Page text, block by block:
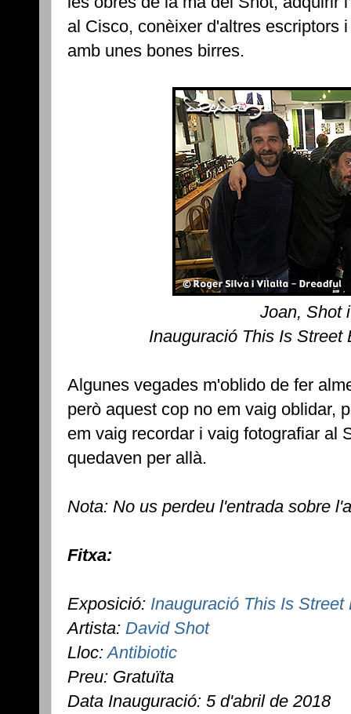
al Cisco, conèixer d'altres escriptors
amb unes bones birres.
Joan, Shot
Inauguració This Is Street
Algunes vegades m'oblido de fer
però aquest cop no em vaig oblidar,
em vaig recordar i vaig fotografiar al
quedaven per allà.
Nota: No us perdeu l'entrada sobre
Fitxa:
Exposició: Inauguració This Is Street
Artista: David Shot
Lloc:Antibiotic
Preu: Gratuïta
Data Inauguració: 5 d'abril de 2018